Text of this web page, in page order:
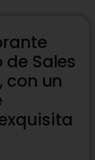
Sales
con un